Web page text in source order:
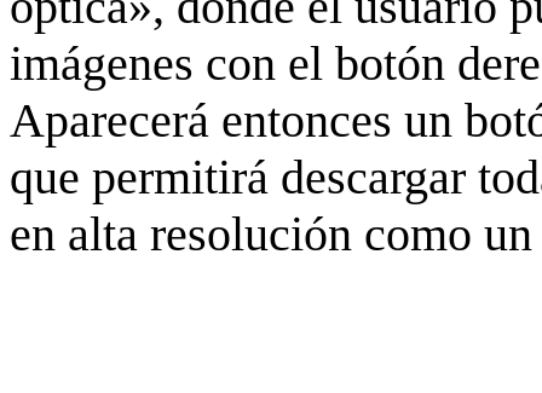
imágenes con el botón
Aparecerá entonces un
que permitirá descargar
en alta resolución como